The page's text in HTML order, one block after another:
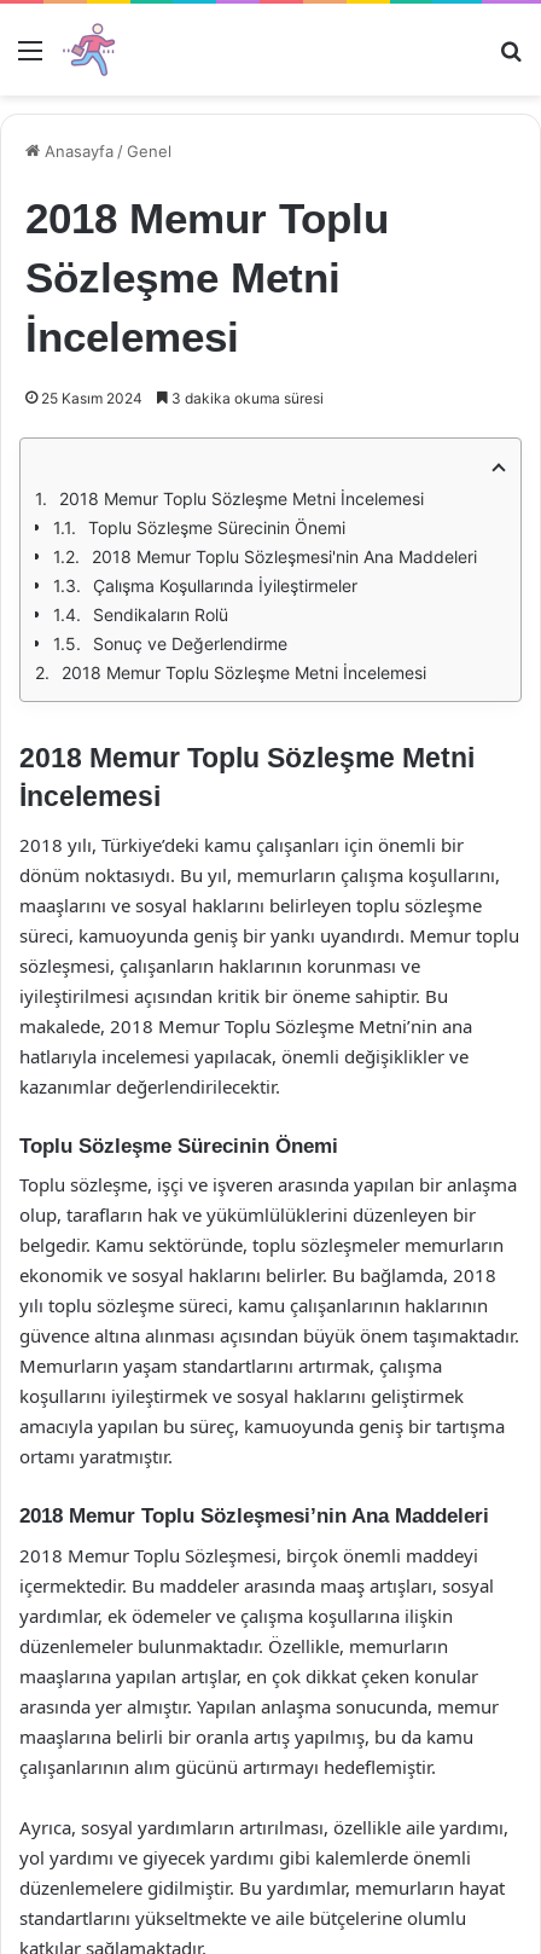
Menü
Anasayfa /Genel
2018 Memur Toplu
Sözleşme Metni
İncelemesi
25 Kasım 2024 3 dakika okuma süresi
2018 Memur Toplu Sözleşme Metni İncelemesi
Toplu Sözleşme Sürecinin Önemi
2018 Memur Toplu Sözleşmesi'nin Ana Maddeleri
Çalışma Koşullarında İyileştirmeler
Sendikaların Rolü
Sonuç ve Değerlendirme
2018 Memur Toplu Sözleşme Metni İncelemesi
2018 Memur Toplu Sözleşme Metni
İncelemesi
2018 yılı, Türkiye’deki kamu çalışanları için önemli bir
dönüm noktasıydı. Bu yıl, memurların çalışma koşullarını,
maaşlarını ve sosyal haklarını belirleyen toplu sözleşme
süreci, kamuoyunda geniş bir yankı uyandırdı. Memur toplu
sözleşmesi, çalışanların haklarının korunması ve
iyileştirilmesi açısından kritik bir öneme sahiptir. Bu
makalede, 2018 Memur Toplu Sözleşme Metni’nin ana
hatlarıyla incelemesi yapılacak, önemli değişiklikler ve
kazanımlar değerlendirilecektir.
Toplu Sözleşme Sürecinin Önemi
Toplu sözleşme, işçi ve işveren arasında yapılan bir anlaşma
olup, tarafların hak ve yükümlülüklerini düzenleyen bir
belgedir. Kamu sektöründe, toplu sözleşmeler memurların
ekonomik ve sosyal haklarını belirler. Bu bağlamda, 2018
yılı toplu sözleşme süreci, kamu çalışanlarının haklarının
güvence altına alınması açısından büyük önem taşımaktadır.
Memurların yaşam standartlarını artırmak, çalışma
koşullarını iyileştirmek ve sosyal haklarını geliştirmek
amacıyla yapılan bu süreç, kamuoyunda geniş bir tartışma
ortamı yaratmıştır.
2018 Memur Toplu Sözleşmesi’nin Ana Maddeleri
2018 Memur Toplu Sözleşmesi, birçok önemli maddeyi
içermektedir. Bu maddeler arasında maaş artışları, sosyal
yardımlar, ek ödemeler ve çalışma koşullarına ilişkin
düzenlemeler bulunmaktadır. Özellikle, memurların
maaşlarına yapılan artışlar, en çok dikkat çeken konular
arasında yer almıştır. Yapılan anlaşma sonucunda, memur
maaşlarına belirli bir oranla artış yapılmış, bu da kamu
çalışanlarının alım gücünü artırmayı hedeflemiştir.
Ayrıca, sosyal yardımların artırılması, özellikle aile yardımı,
yol yardımı ve giyecek yardımı gibi kalemlerde önemli
düzenlemelere gidilmiştir. Bu yardımlar, memurların hayat
standartlarını yükseltmekte ve aile bütçelerine olumlu
katkılar sağlamaktadır.